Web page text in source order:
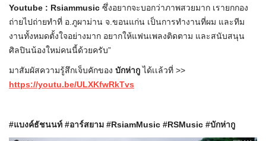
Youtube : Rsiammusic ซึ่งอยากจะบอกว่าภาพสวยมาก เรายกกอง
ถ่ายไปถ่ายทำที่ อ.ภูผาม่าน จ.ขอนแก่น เป็นการทำงานที่ผม และทีม
งานทั้งหมดตั้งใจอย่างมาก อยากให้แฟนเพลงติดตาม และสนับสนุน
ศิลปินน้องใหม่คนนี้ด้วยครับ”
มาสัมผัสความรู้สึกเจ็บคักของ บักห่ากูได้เเล้วที่ >>
https://youtu.be/ULXKfwRkTvs
#แบงค์ธัชนนท์ #อาร์สยาม #RsiamMusic #RSMusic #บักห่ากู